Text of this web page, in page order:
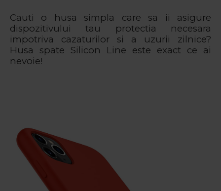
Cauti o husa simpla care sa ii asigure
dispozitivului tau protectia necesara
impotriva cazaturilor si a uzurii zilnice?
Husa spate Silicon Line este exact ce ai
nevoie!